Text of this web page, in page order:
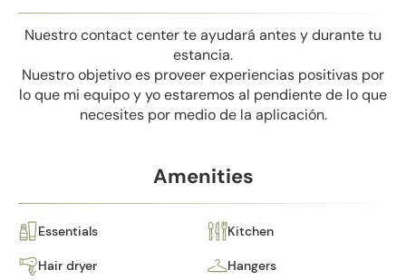
Nuestro contact center te ayudará antes y durante tu
estancia.
Nuestro objetivo es proveer experiencias positivas por
lo que mi equipo y yo estaremos al pendiente de lo que
necesites por medio de la aplicación.
Amenities
Essentials Kitchen
Hair dryer Hangers